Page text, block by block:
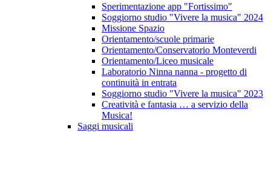
Sperimentazione app "Fortissimo"
Soggiorno studio "Vivere la musica" 2024
Missione Spazio
Orientamento/scuole primarie
Orientamento/Conservatorio Monteverdi
Orientamento/Liceo musicale
Laboratorio Ninna nanna - progetto di
continuità in entrata
Soggiorno studio "Vivere la musica" 2023
Creatività e fantasia … a servizio della
Musica!
Saggi musicali